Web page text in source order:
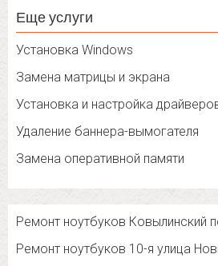
Еще услуги
Установка Windows
Замена матрицы и экрана
Установка и настройка
Удаление баннера-вымогателя
Замена оперативной памяти
Ремонт ноутбуков Ковылинский
Ремонт ноутбуков 10-я улица